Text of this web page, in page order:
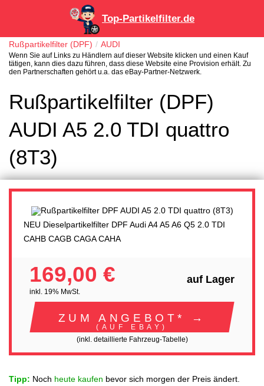
Top-Partikelfilter.de
Rußpartikelfilter (DPF) AUDI
Wenn Sie auf Links zu Händlern auf dieser Website klicken und einen Kauf
tätigen, kann dies dazu führen, dass diese Website eine Provision erhält. Zu
den Partnerschaften gehört u.a. das eBay-Partner-Netzwerk.
Rußpartikelfilter (DPF)
AUDI A5 2.0 TDI quattro
(8T3)
NEU Dieselpartikelfilter DPF Audi A4 A5 A6 Q5 2.0 TDI
CAHB CAGB CAGA CAHA
169,00 €
inkl. 19% MwSt.
auf Lager
ZUM ANGEBOT* →
(AUF EBAY)
(inkl. detaillierte Fahrzeug-Tabelle)
Tipp: Noch heute kaufen bevor sich morgen der Preis ändert.